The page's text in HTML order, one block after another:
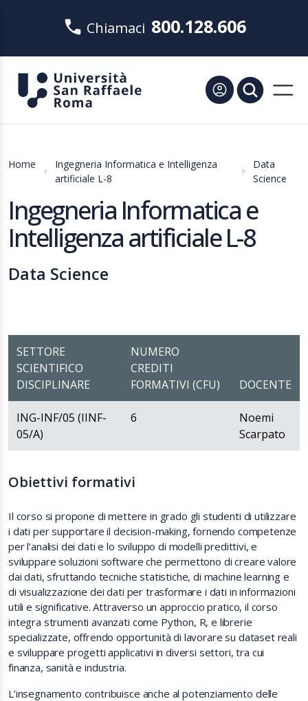
Chiamaci 800.128.606
Home
Ingegneria Informatica e Intelligenza
artificiale L-8
Data
Science
Ingegneria Informatica e
Intelligenza artificiale L-8
Data Science
SETTORE
SCIENTIFICO
DISCIPLINARE
NUMERO
CREDITI
FORMATIVI (CFU)
DOCENTE
ING-INF/05 (IINF-
05/A)
6
Noemi
Scarpato
Obiettivi formativi
Il corso si propone di mettere in grado gli studenti di utilizzare
i dati per supportare il decision-making, fornendo competenze
per l’analisi dei dati e lo sviluppo di modelli predittivi, e
sviluppare soluzioni software che permettono di creare valore
dai dati, sfruttando tecniche statistiche, di machine learning e
di visualizzazione dei dati per trasformare i dati in informazioni
utili e significative. Attraverso un approccio pratico, il corso
integra strumenti avanzati come Python, R, e librerie
specializzate, offrendo opportunità di lavorare su dataset reali
e sviluppare progetti applicativi in diversi settori, tra cui
finanza, sanità e industria.
L’insegnamento contribuisce anche al potenziamento delle